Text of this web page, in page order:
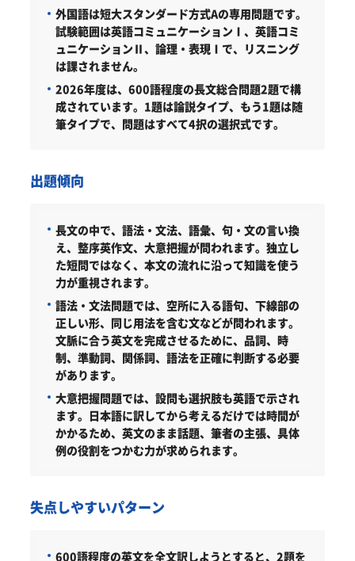
外国語は短大スタンダード方式Aの専用問題です。
試験範囲は英語コミュニケーションⅠ、英語コミ
ュニケーションⅡ、論理・表現Ⅰで、リスニング
は課されません。
2026年度は、600語程度の長文総合問題2題で構
成されています。1題は論説タイプ、もう1題は随
筆タイプで、問題はすべて4択の選択式です。
出題傾向
長文の中で、語法・文法、語彙、句・文の言い換
え、整序英作文、大意把握が問われます。独立し
た短問ではなく、本文の流れに沿って知識を使う
力が重視されます。
語法・文法問題では、空所に入る語句、下線部の
正しい形、同じ用法を含む文などが問われます。
文脈に合う英文を完成させるために、品詞、時
制、準動詞、関係詞、語法を正確に判断する必要
があります。
大意把握問題では、設問も選択肢も英語で示され
ます。日本語に訳してから考えるだけでは時間が
かかるため、英文のまま話題、筆者の主張、具体
例の役割をつかむ力が求められます。
失点しやすいパターン
600語程度の英文を全文訳しようとすると、2題を